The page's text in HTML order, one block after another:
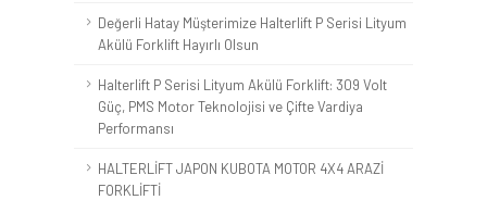
Değerli Hatay Müşterimize Halterlift P Serisi Lityum
Akülü Forklift Hayırlı Olsun
Halterlift P Serisi Lityum Akülü Forklift: 309 Volt
Güç, PMS Motor Teknolojisi ve Çifte Vardiya
Performansı
HALTERLİFT JAPON KUBOTA MOTOR 4X4 ARAZİ
FORKLİFTİ